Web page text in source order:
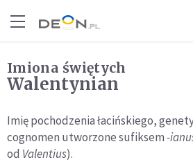
Imiona świętych
Walentynian
Imię pochodzenia łacińskiego,
cognomen utworzone sufiksem-
od Valentius).